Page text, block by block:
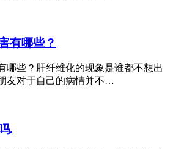
有哪些？
哪些？肝纤维化的现象是谁都不想出
友对于自己的病情并不…
.